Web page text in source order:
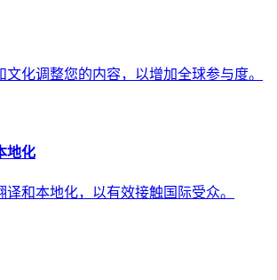
文化调整您的内容，以增加全球参与度。
地化
译和本地化，以有效接触国际受众。